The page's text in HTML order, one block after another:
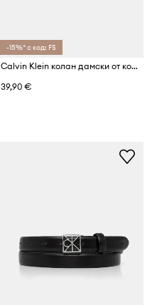
-15%* с код: FS
Calvin Klein колан дамски от кожа
39,90 €